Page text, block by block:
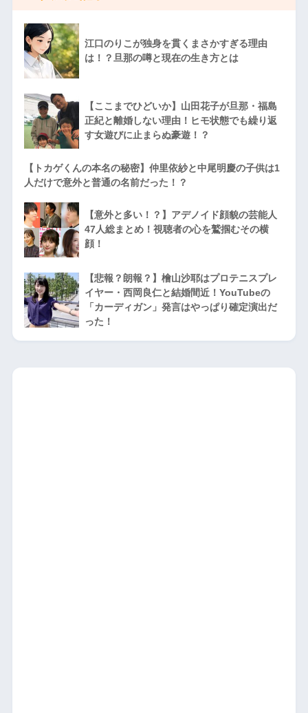
江口のりこが独身を貫くまさかすぎる理由
は！？旦那の噂と現在の生き方とは
【ここまでひどいか】山田花子が旦那・福島
正紀と離婚しない理由！ヒモ状態でも繰り返
す女遊びに止まらぬ豪遊！？
【トカゲくんの本名の秘密】仲里依紗と中尾明慶の子供は1
人だけで意外と普通の名前だった！？
【意外と多い！？】アデノイド顔貌の芸能人
47人総まとめ！視聴者の心を鷲掴むその横
顔！
【悲報？朗報？】檜山沙耶はプロテニスプレ
イヤー・西岡良仁と結婚間近！YouTubeの
「カーディガン」発言はやっぱり確定演出だ
った！